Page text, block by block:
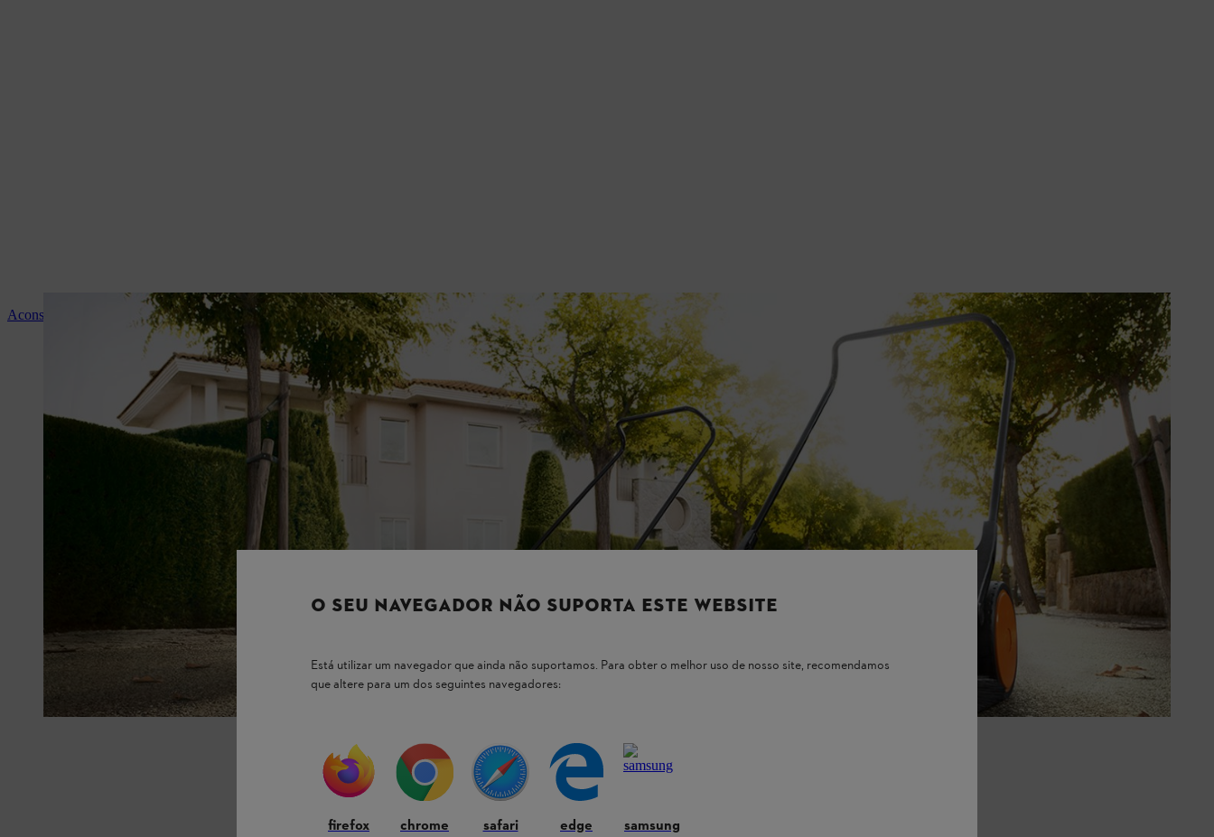
Aconselhamento e instruções sobre os produtos
O SEU NAVEGADOR NÃO SUPORTA ESTE WEBSITE
Está utilizar um navegador que ainda não suportamos. Para obter o melhor uso de nosso site, recomendamos
que altere para um dos seguintes navegadores:
firefox chrome safari edge samsung